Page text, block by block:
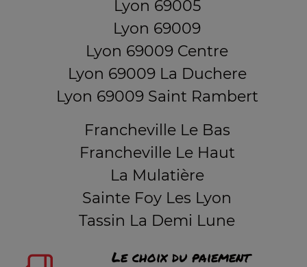
Lyon 69005
Lyon 69009
Lyon 69009 Centre
Lyon 69009 La Duchere
Lyon 69009 Saint Rambert
Francheville Le Bas
Francheville Le Haut
La Mulatière
Sainte Foy Les Lyon
Tassin La Demi Lune
Le choix du paiement